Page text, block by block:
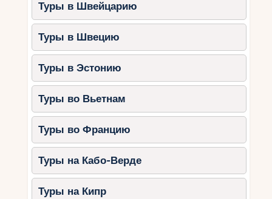
Туры в Швейцарию
Туры в Швецию
Туры в Эстонию
Туры во Вьетнам
Туры во Францию
Туры на Кабо-Верде
Туры на Кипр